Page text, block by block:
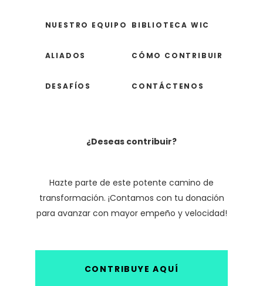
NUESTRO EQUIPO
ALIADOS
DESAFÍOS
BIBLIOTECA WIC
CÓMO CONTRIBUIR
CONTÁCTENOS
¿Deseas contribuir?
Hazte parte de este potente camino de
transformación. ¡Contamos con tu donación
para avanzar con mayor empeño y velocidad!
CONTRIBUYE AQUÍ